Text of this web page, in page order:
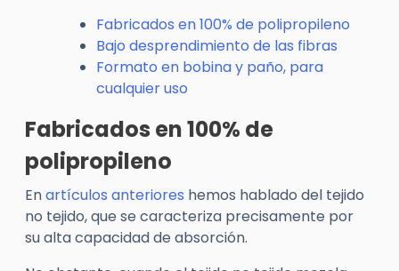
Fabricados en 100% de polipropileno
Bajo desprendimiento de las fibras
Formato en bobina y paño, para
cualquier uso
Fabricados en 100% de
polipropileno
Enartículos anteriores hemos hablado del tejido
no tejido, que se caracteriza precisamente por
su alta capacidad de absorción.